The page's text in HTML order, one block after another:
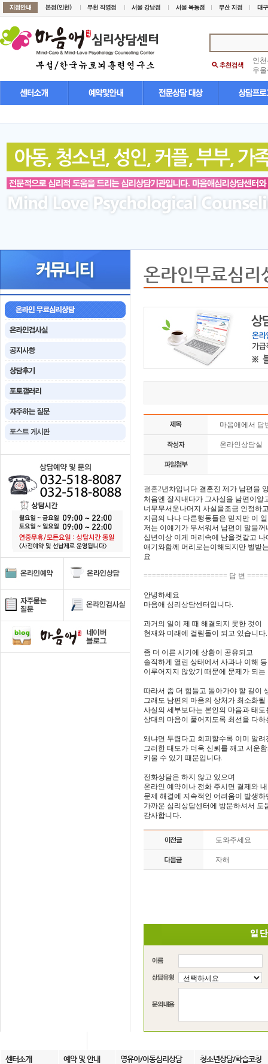
인
우
온라인무료심리
마음애에서 답
온라인상담실
결혼2년차입니다 결혼전 제가 남편을
처음엔 잘지내다가 그사실을 남편이
너무무서운나머지 사실을조금 인정하
지금의 나나 다른행동들은 믿지만 이
저는 이얘기가 무서워서 남편이 말을
십년이상 이게 머리속에 남을것같고
애기와함께 머리로는이해되지만 벌받
요
==================== 답 변
안녕하세요
마음애 심리상담센터입니다.
과거의 일이 제 때 해결되지 못한 것이
현재와 미래에 걸림돌이 되고 있습니다.
좀 더 이른 시기에 상황이 공유되고
솔직하게 열린 상태에서 사과나 이해
이루어지지 않았기 때문에 문제가 되는
따라서 좀 더 힘들고 돌아가야 할 길이
그래도 남편의 마음의 상처가 최소화될
사실의 세부보다는 본인의 마음과 태
상대의 마음이 풀어지도록 최선을 다
왜냐면 두렵다고 회피할수록 이미 알
그러한 태도가 더욱 신뢰를 깨고 서운
키울 수 있기 때문입니다.
전화상담은 하지 않고 있으며
온라인 예약이나 전화 주시면 결제와
문제 해결에 지속적인 어려움이 발생하
가까운 심리상담센터에 방문하셔서 도
감사합니다.
도와주세요
자해
센터소개 예약 및 안내 영유아/아동심리상담 청소년상담/학습코칭